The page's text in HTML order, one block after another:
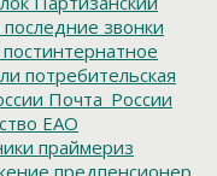
последние звонки
постинтернатное
потребительская
Почта_России
ЕАО
праймериз
предпенсионер